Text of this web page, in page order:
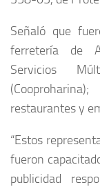
Señaló que
ferretería de
Servicios
restaurantes y
“Estos
fueron
publicidad